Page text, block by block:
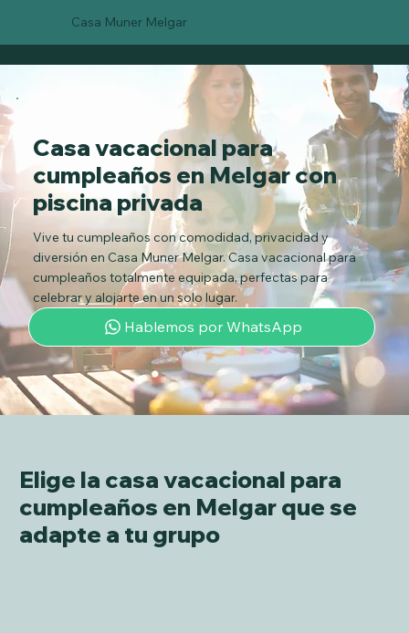
Casa Muner Melgar
Casa vacacional para
cumpleaños en Melgar con
piscina privada
Vive tu cumpleaños con comodidad, privacidad y
diversión en Casa Muner Melgar. Casa vacacional para
cumpleaños totalmente equipada, perfectas para
celebrar y alojarte en un solo lugar.
Hablemos por WhatsApp
Elige la casa vacacional para
cumpleaños en Melgar que se
adapte a tu grupo